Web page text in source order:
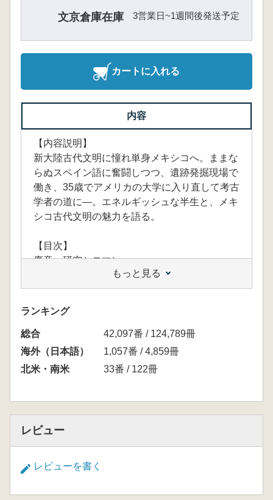
文京倉庫在庫
3営業日~1週間後発送予定
カートに入れる
内容
【内容説明】
新大陸古代文明に憧れ単身メキシコへ。ままな
らぬスペイン語に奮闘しつつ、遺跡発掘現場で
働き、35歳でアメリカの大学に入り直して考古
学者の道に—。エネルギッシュな半生と、メキ
シコ古代文明の魅力を語る。
【目次】
序章 研究とロマン
第1章 「異文化」という窓から—考古学に出
会う
第2章 あこがれの新大陸古代文明
第3章 謎は大きいほうがいい—「神々の都」
の謎にせまる
第4章 考古学からメキシコ、そして世界を覗
く
もっと見る
ランキング
総合
42,097番 / 124,789冊
海外（日本語）
1,057番 / 4,859冊
北米・南米
33番 / 122冊
レビュー
レビューを書く